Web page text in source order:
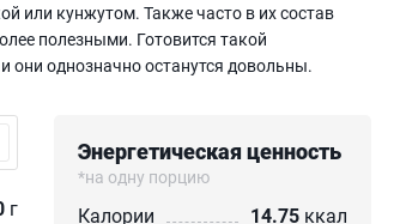
или кунжутом. Также часто в их состав
полезными. Готовится такой
они однозначно останутся довольны.
г
Энергетическая ценность
*на одну порцию
Калории 14.75 ккал